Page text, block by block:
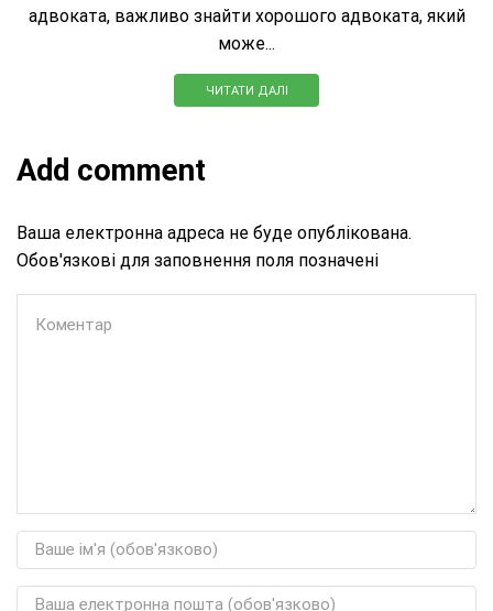
адвоката, важливо знайти хорошого адвоката, який
може...
ЧИТАТИ ДАЛІ
Add comment
Ваша електронна адреса не буде опублікована.
Обов'язкові для заповнення поля позначені